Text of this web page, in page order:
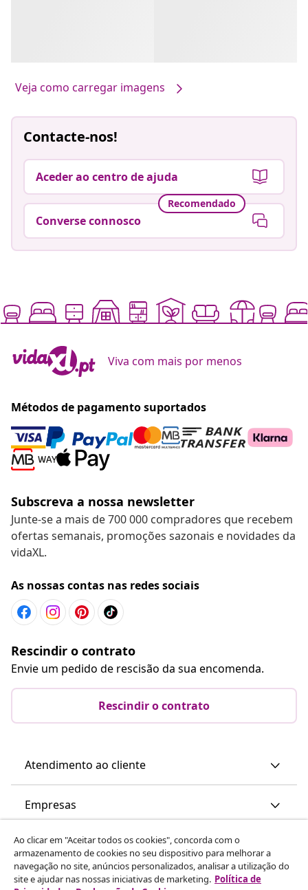
Veja como carregar imagens
Contacte-nos!
Aceder ao centro de ajuda
Recomendado
Converse connosco
Viva com mais por menos
Métodos de pagamento suportados
Subscreva a nossa newsletter
Junte-se a mais de 700 000 compradores que recebem
ofertas semanais, promoções sazonais e novidades da
vidaXL.
As nossas contas nas redes sociais
Rescindir o contrato
Envie um pedido de rescisão da sua encomenda.
Rescindir o contrato
Atendimento ao cliente
Empresas
vidaXL
Descubra mais
Ao clicar em "Aceitar todos os cookies", concorda com o
armazenamento de cookies no seu dispositivo para melhorar a
navegação no site, anúncios personalizados, analisar a utilização do
site e ajudar nas nossas iniciativas de marketing. Política de